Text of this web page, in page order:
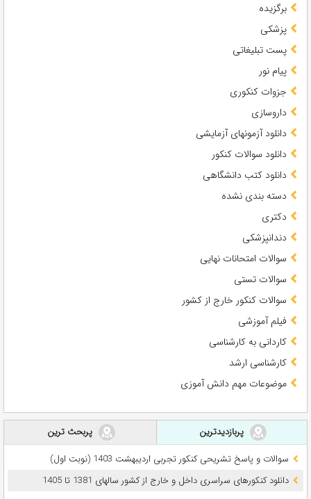
برگزیده
پزشکی
پست تبلیغاتی
پیام نور
جزوات کنکوری
داروسازی
دانلود آزمونهای آزمایشی
دانلود سوالات کنکور
دانلود کتب دانشگاهی
دسته بندی نشده
دکتری
دندانپزشکی
سوالات امتحانات نهایی
سوالات تستی
سوالات کنکور خارج از کشور
فیلم آموزشی
کاردانی به کارشناسی
کارشناسی ارشد
موضوعات مهم دانش آموزی
پربازدیدترین
پربحث ترین
سوالات و پاسخ تشریحی کنکور تجربی اردیبهشت 1403 (نوبت اول)
دانلود کنکورهای سراسری داخل و خارج از کشور سالهای 1381 تا 1405